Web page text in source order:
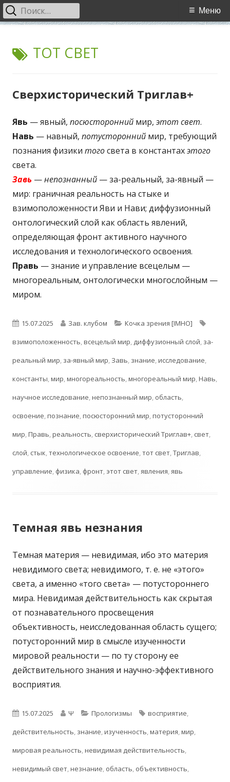
содержимому
Взаимодействие
Основное
Меню
Найти:
МЕТКА:
ТОТ СВЕТ
Сверхисторический Триглав+
Явь — явный, посюсторонний мир, этот свет.
Навь — навный, потусторонний мир, требующий
познания физики тогосвета в константахэтого
света.
Завь —непознанный — за-реальный, за-явный —
мир: граничная реальность на стыке и
взимоположенности Яви и Нави; диффузионный
онтологический слой как область явлений,
определяющая фронт активного научного
исследования и технологического освоения.
Правь — знание и управление всецелым —
многореальным, онтологически многослойным —
миром.
Опубликовано
15.07.2025 Автор
Зав. клубом Рубрики
Кочка зрения [IMHO]
взимоположенность,всецелый мир, диффузионный слой, за-
реальный мир, за-явный мир, Завь, знание,исследование,
константы,мир,многореальность,многореальный мир,Навь,
научное исследование,непознанный мир, область,
освоение,познание,посюсторонний мир,потусторонний
мир,Правь,реальность, сверхисторический Триглав+, свет,
слой, стык,технологическое освоение,тот свет,Триглав,
управление, физика, фронт, этот свет,явления,явь
Темная явь незнания
Темная материя — невидимая, ибо это материя
невидимого света; невидимого, т. е. не «этого»
света, а именно «того света» — потустороннего
мира. Невидимая действительность как скрытая
от познавательного просвещения
объективность, неисследованная область сущего;
потусторонний мир в смысле изученности
мировой реальности — по ту сторону ее
действительного знания и научно-эффективного
восприятия.
Опубликовано
15.07.2025 Автор
Ψ Рубрики
Прологизмы Метки
восприятие,
действительность, знание,изученность,материя,мир,
мировая реальность,невидимая действительность,
невидимый свет,незнание, область, объективность,